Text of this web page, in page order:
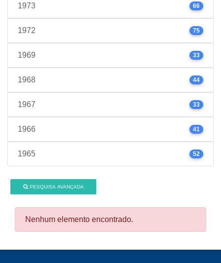
1973 66
1972 75
1969 33
1968 44
1967 33
1966 41
1965 52
PESQUISA AVANÇADA
Nenhum elemento encontrado.